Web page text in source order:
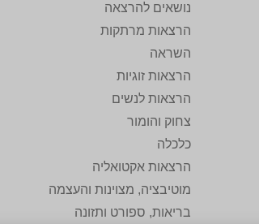
נושאים להרצאה
הרצאות מרתקות
השראה
הרצאות זוגיות
הרצאות לנשים
צחוק והומור
כלכלה
הרצאות אקטואליה
מוטיבציה, מצוינות והעצמה
בריאות, ספורט ותזונה